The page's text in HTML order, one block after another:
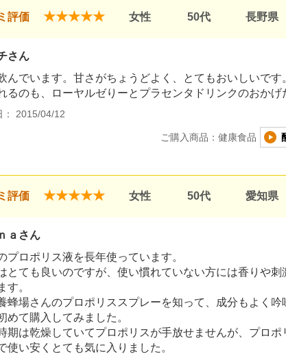
評価 ★★★★★ 女性 50代 長野県
さん
んでいます。甘さがちょうどよく、とてもおいしいで
るのも、ローヤルゼりーとプラセンタドリンクのおかげ
： 2015/04/12
ご購入商品：健康食品
評価 ★★★★★ 女性 50代 愛知県
ａさん
プロポリス液を長年使っています。
とても良いのですが、使い慣れていない方には香りや
す。
蜂場さんのプロポリススプレーを知って、成分もよく
めて購入してみました。
期は乾燥していてプロポリスが手放せませんが、プロ
使い安くとても気に入りました。